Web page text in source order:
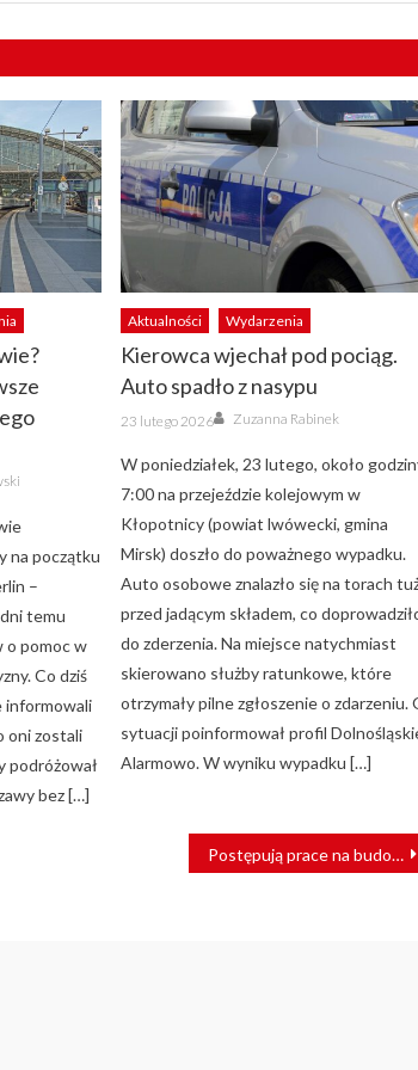
na początku
–
temu
o pomoc w
Co dziś
informowali
oni zostali
podróżował
bez […]
Aktualności Wydarzenia
Kierowca wjechał pod pociąg.
Auto spadło z nasypu
Posted
on
23 lutego 2026 Author
Zuzanna Rabinek
W poniedziałek, 23 lutego, około
7:00 na przejeździe kolejowym w
Kłopotnicy (powiat lwówecki, gmina
Mirsk) doszło do poważnego wypadku.
Auto osobowe znalazło się na torach
przed jadącym składem, co
do zderzenia. Na miejsce natychmiast
skierowano służby ratunkowe, które
otrzymały pilne zgłoszenie o zdarzeniu.
sytuacji poinformował profil
Alarmowo. W wyniku wypadku […]
Postępują prace na budowie nowej linii w Toruniu